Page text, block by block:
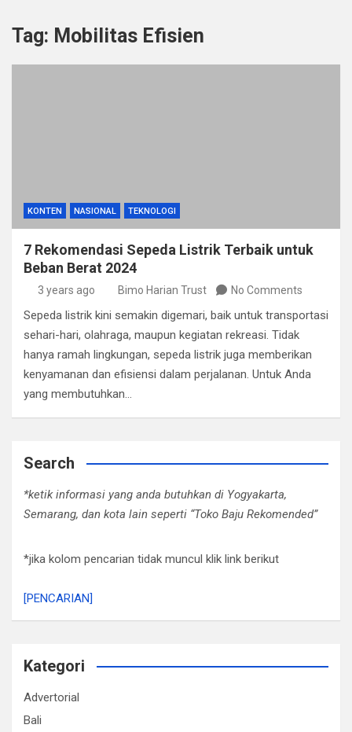
Tag: Mobilitas Efisien
KONTEN NASIONAL TEKNOLOGI
7 Rekomendasi Sepeda Listrik Terbaik untuk
Beban Berat 2024
3 years ago Bimo Harian Trust No Comments
Sepeda listrik kini semakin digemari, baik untuk transportasi
sehari-hari, olahraga, maupun kegiatan rekreasi. Tidak
hanya ramah lingkungan, sepeda listrik juga memberikan
kenyamanan dan efisiensi dalam perjalanan. Untuk Anda
yang membutuhkan…
Search
*ketik informasi yang anda butuhkan di Yogyakarta,
Semarang, dan kota lain seperti “Toko Baju Rekomended”
*jika kolom pencarian tidak muncul klik link berikut
[PENCARIAN]
Kategori
Advertorial
Bali